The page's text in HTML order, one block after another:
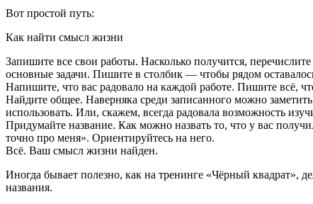
Вот простой путь:
Как найти смысл жизни
Запишите все свои работы. Насколько получится,
основные задачи. Пишите в столбик — чтобы рядом
Напишите, что вас радовало на каждой работе. Пишите всё,
Найдите общее. Наверняка среди записанного можно
использовать. Или, скажем, всегда радовала возможность
Придумайте название. Как можно назвать то, что у вас
точно про меня». Ориентируйтесь на него.
Всё. Ваш смысл жизни найден.
Иногда бывает полезно, как на тренинге «Чёрный квадрат»,
названия.